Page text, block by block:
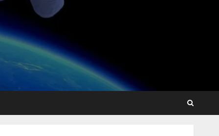
藤原竜也がAIで組織の改善
点を見抜く！ SKYSEA Client
View 新テレビCM公開！
新オプション！ AIが組織の
グ動画公開 「もしAIが自分